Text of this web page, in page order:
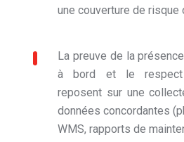
une couverture de risque
La preuve de la
à bord et le respect
reposent sur une
données concordantes
WMS, rapports de